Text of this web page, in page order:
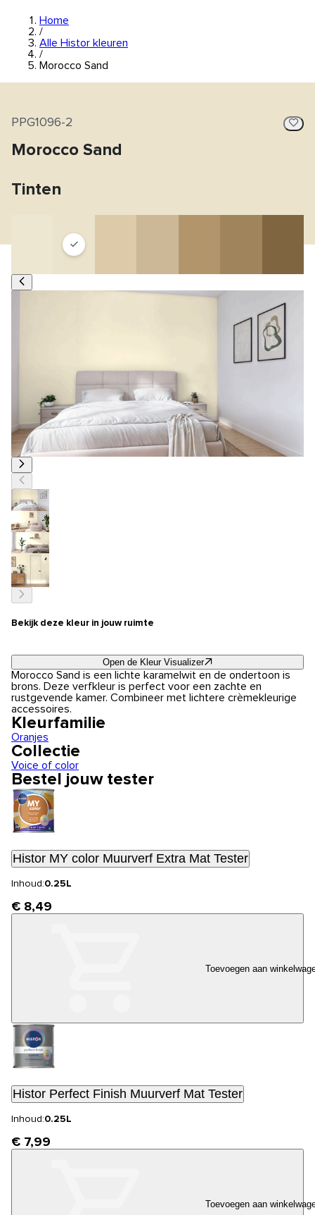
Home
/
Alle Histor kleuren
/
Morocco Sand
PPG1096-2
Morocco Sand
Tinten
Bekijk deze kleur in jouw ruimte
Open de Kleur Visualizer
Morocco Sand is een lichte karamelwit en de ondertoon is
brons. Deze verfkleur is perfect voor een zachte en
rustgevende kamer. Combineer met lichtere crèmekleurige
accessoires.
Kleurfamilie
Oranjes
Collectie
Voice of color
Bestel jouw tester
Histor MY color Muurverf Extra Mat Tester
Inhoud:0.25L
€ 8,49
Toevoegen aan
Histor Perfect Finish Muurverf Mat Tester
Inhoud:0.25L
€ 7,99
Toevoegen aan